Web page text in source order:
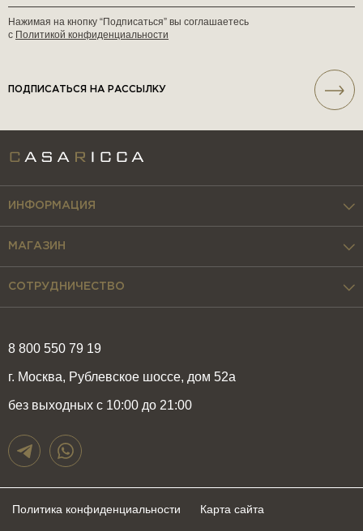
Нажимая на кнопку “Подписаться” вы соглашаетесь
с Политикой конфиденциальности
ПОДПИСАТЬСЯ НА РАССЫЛКУ
8 800 550 79 19
г. Москва, Рублевское шоссе, дом 52а
без выходных с 10:00 до 21:00
ИНФОРМАЦИЯ
МАГАЗИН
СОТРУДНИЧЕСТВО
Политика конфиденциальности Карта сайта